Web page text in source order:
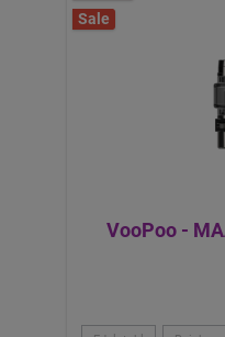
Sale
VooPoo -